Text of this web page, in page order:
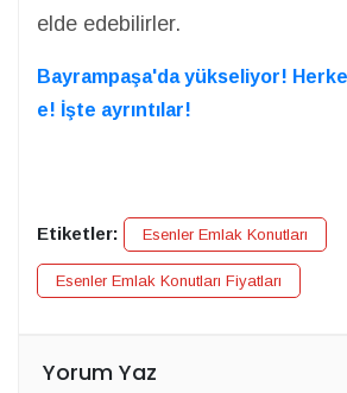
elde edebilirler.
Bayrampaşa'da yükseliyor!
e! İşte ayrıntılar!
Etiketler: Esenler Emlak Konutları
Esenler Emlak Konutları Fiyatları
Yorum Yaz